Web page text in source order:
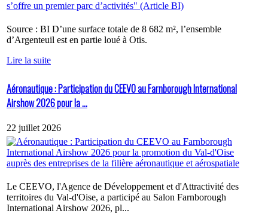
Source : BI D’une surface totale de 8 682 m², l’ensemble
d’Argenteuil est en partie loué à Otis.
Lire la suite
Aéronautique : Participation du CEEVO au Farnborough International
Airshow 2026 pour la ...
22 juillet 2026
Le CEEVO, l'Agence de Développement et d'Attractivité des
territoires du Val-d'Oise, a participé au Salon Farnborough
International Airshow 2026, pl...